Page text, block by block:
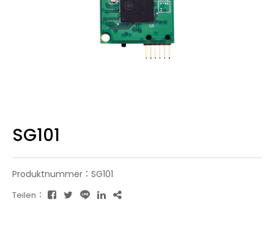
SG101
Produktnummer：SG101
Teilen：